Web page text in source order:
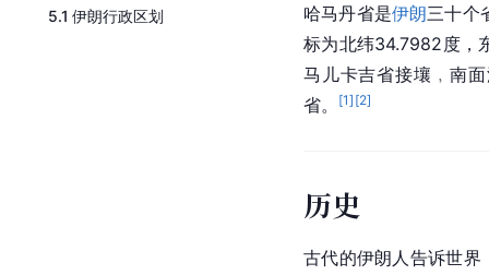
5.1 伊朗行政区划 哈马丹省是伊朗三十个
标为北纬34.7982度，
马儿卡吉省接壤﹐南
省。 [1] [2]
历史
古代的伊朗人告诉世界